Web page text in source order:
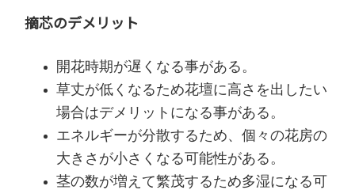
摘芯のデメリット
開花時期が遅くなる事がある。
草丈が低くなるため花壇に高さを出したい
場合はデメリットになる事がある。
エネルギーが分散するため、個々の花房の
大きさが小さくなる可能性がある。
茎の数が増えて繁茂するため多湿になる可